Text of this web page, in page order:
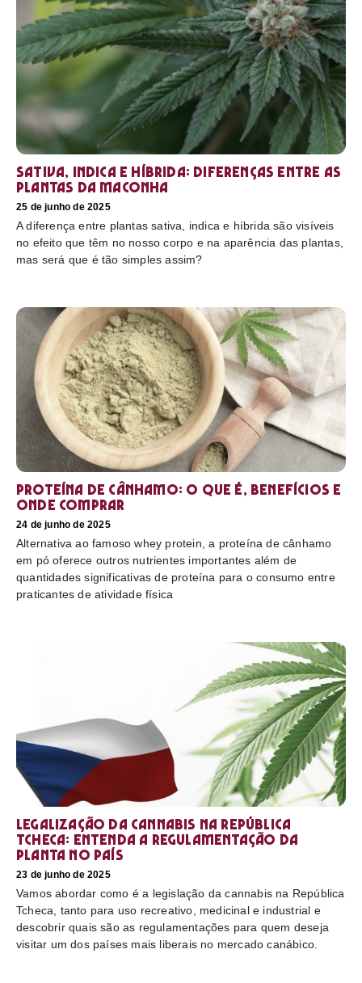
Sativa, Indica e Híbrida: diferenças entre as
plantas da maconha
25 de junho de 2025
A diferença entre plantas sativa, indica e híbrida são visíveis
no efeito que têm no nosso corpo e na aparência das plantas,
mas será que é tão simples assim?
Proteína de cânhamo: o que é, benefícios e
onde comprar
24 de junho de 2025
Alternativa ao famoso whey protein, a proteína de cânhamo
em pó oferece outros nutrientes importantes além de
quantidades significativas de proteína para o consumo entre
praticantes de atividade física
Legalização da cannabis na República
Tcheca: entenda a regulamentação da
planta no país
23 de junho de 2025
Vamos abordar como é a legislação da cannabis na República
Tcheca, tanto para uso recreativo, medicinal e industrial e
descobrir quais são as regulamentações para quem deseja
visitar um dos países mais liberais no mercado canábico.